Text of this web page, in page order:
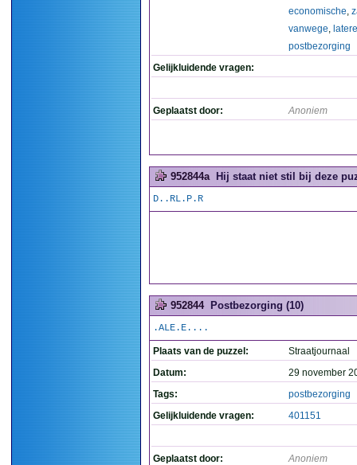
economische,
vanwege, latere
postbezorging
Gelijkluidende vragen:
Geplaatst door: Anoniem
952844a Hij staat niet stil bij deze
D..RL.P.R
952844 Postbezorging (10)
.ALE.E....
Plaats van de puzzel:
Straatjournaal
Datum:
29 november
Tags:
postbezorging
Gelijkluidende vragen:
401151
Geplaatst door: Anoniem